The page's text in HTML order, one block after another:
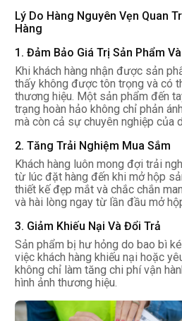
Lý Do Hàng Nguyên Vẹn Quan
Hàng
1. Đảm Bảo Giá Trị Sản Phẩm
Khi khách hàng nhận được sản
thấy không được tôn trọng và có
thương hiệu. Một sản phẩm đến
trạng hoàn hảo không chỉ phản
mà còn cả sự chuyên nghiệp của
2. Tăng Trải Nghiệm Mua Sắm
Khách hàng luôn mong đợi trải
từ lúc đặt hàng đến khi mở hộp
thiết kế đẹp mắt và chắc chắn
và hài lòng ngay từ lần đầu mở
3. Giảm Khiếu Nại Và Đổi Trả
Sản phẩm bị hư hỏng do bao bì
việc khách hàng khiếu nại hoặc
không chỉ làm tăng chi phí vận
hình ảnh thương hiệu.